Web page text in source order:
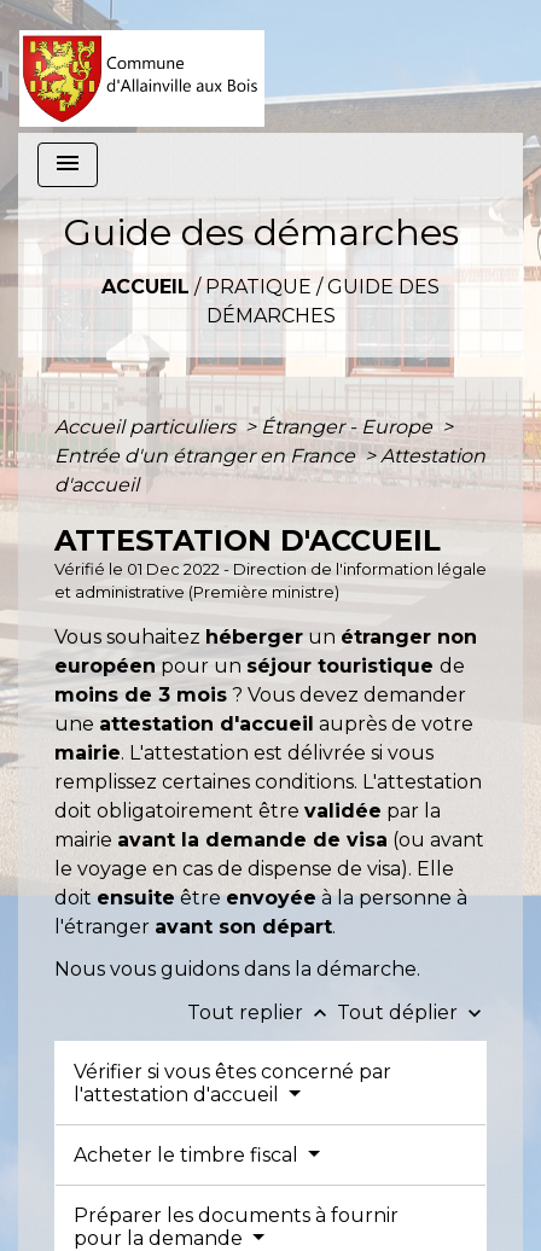
menu
Guide des démarches
ACCUEIL / PRATIQUE /GUIDE DES
DÉMARCHES
Accueil particuliers > Étranger - Europe >
Entrée d'un étranger en France> Attestation
d'accueil
ATTESTATION D'ACCUEIL
Vérifié le 01 Dec 2022 - Direction de l'information légale
et administrative (Première ministre)
Vous souhaitez héberger un étranger non
européen pour un séjour touristique de
moins de 3 mois ? Vous devez demander
une attestation d'accueil auprès de votre
mairie. L'attestation est délivrée si vous
remplissez certaines conditions. L'attestation
doit obligatoirement être validée par la
mairie avant la demande de visa (ou avant
le voyage en cas de dispense de visa). Elle
doitensuiteêtreenvoyéeà la personne à
l'étranger avant son départ.
Nous vous guidons dans la démarche.
Tout replier keyboard_arrow_up Tout déplier keyboard_arrow_down
Vérifier si vous êtes concerné par
l'attestation d'accueil
Acheter le timbre fiscal
Préparer les documents à fournir
pour la demande